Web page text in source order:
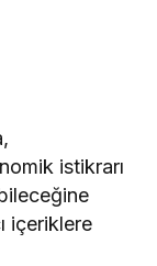
istikrarı
içeriklere